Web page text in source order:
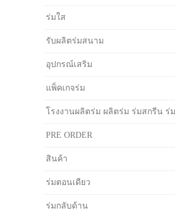
ร่มใส
รับผลิตร่มสนาม
อุปกรณ์เสริม
แพ็คเกจร่ม
โรงงานผลิตร่ม ผลิตร่ม ร่มสกรีน ร่
PRE ORDER
สินค้า
ร่มตอนเดียว
ร่มกลับด้าน